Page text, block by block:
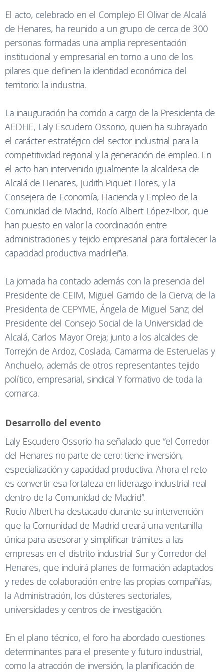
El acto, celebrado en el Complejo El Olivar de Alcalá
de Henares, ha reunido a un grupo de cerca de 300
personas formadas una amplia representación
institucional y empresarial en torno a uno de los
pilares que definen la identidad económica del
territorio: la industria.
La inauguración ha corrido a cargo de la Presidenta de
AEDHE, Laly Escudero Ossorio, quien ha subrayado
el carácter estratégico del sector industrial para la
competitividad regional y la generación de empleo. En
el acto han intervenido igualmente la alcaldesa de
Alcalá de Henares, Judith Piquet Flores, y la
Consejera de Economía, Hacienda y Empleo de la
Comunidad de Madrid, Rocío Albert López-Ibor, que
han puesto en valor la coordinación entre
administraciones y tejido empresarial para fortalecer la
capacidad productiva madrileña.
La jornada ha contado además con la presencia del
Presidente de CEIM, Miguel Garrido de la Cierva; de la
Presidenta de CEPYME, Ángela de Miguel Sanz; del
Presidente del Consejo Social de la Universidad de
Alcalá, Carlos Mayor Oreja; junto a los alcaldes de
Torrejón de Ardoz, Coslada, Camarma de Esteruelas y
Anchuelo, además de otros representantes tejido
político, empresarial, sindical Y formativo de toda la
comarca.
Desarrollo del evento
Laly Escudero Ossorio ha señalado que “el Corredor
del Henares no parte de cero: tiene inversión,
especialización y capacidad productiva. Ahora el reto
es convertir esa fortaleza en liderazgo industrial real
dentro de la Comunidad de Madrid”.
Rocío Albert ha destacado durante su intervención
que la Comunidad de Madrid creará una ventanilla
única para asesorar y simplificar trámites a las
empresas en el distrito industrial Sur y Corredor del
Henares, que incluirá planes de formación adaptados
y redes de colaboración entre las propias compañías,
la Administración, los clústeres sectoriales,
universidades y centros de investigación.
En el plano técnico, el foro ha abordado cuestiones
determinantes para el presente y futuro industrial,
como la atracción de inversión, la planificación de